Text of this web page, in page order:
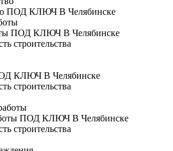
ПОД КЛЮЧ В Челябинске
ПОД КЛЮЧ В Челябинске
строительства
КЛЮЧ В Челябинске
строительства
ПОД КЛЮЧ В Челябинске
строительства